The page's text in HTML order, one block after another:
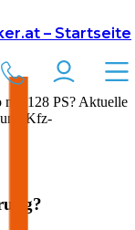
– Startseite
128 PS? Aktuelle
Kfz-